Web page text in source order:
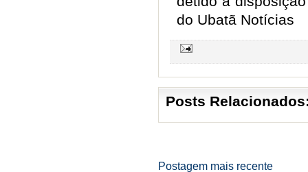
do Ubatã Notícias
Posts
Postagem mais recente